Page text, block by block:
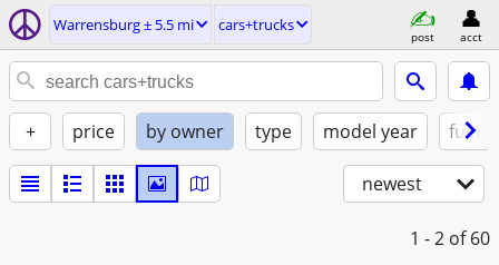
Warrensburg ± 5.5 mi cars+trucks
post acct
+ price by owner type model year fuel
newest
1 - 2 of 60